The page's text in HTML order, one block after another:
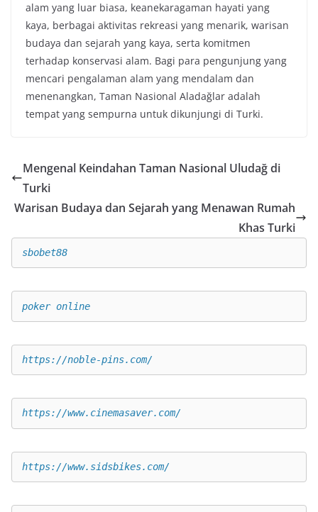
alam yang luar biasa, keanekaragaman hayati yang
kaya, berbagai aktivitas rekreasi yang menarik, warisan
budaya dan sejarah yang kaya, serta komitmen
terhadap konservasi alam. Bagi para pengunjung yang
mencari pengalaman alam yang mendalam dan
menenangkan, Taman Nasional Aladağlar adalah
tempat yang sempurna untuk dikunjungi di Turki.
Mengenal Keindahan Taman Nasional Uludağ di
Turki
Warisan Budaya dan Sejarah yang Menawan Rumah
Khas Turki
sbobet88
poker online
https://noble-pins.com/
https://www.cinemasaver.com/
https://www.sidsbikes.com/